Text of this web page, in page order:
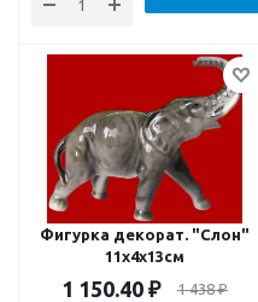
Фигурка декорат. "Слон"
11x4x13см
1 150.40 ₽ 1 438₽